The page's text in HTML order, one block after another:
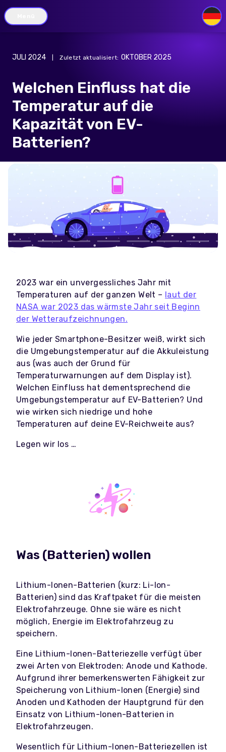
DE
JULI 2024 Zuletzt aktualisiert: OKTOBER 2025
Welchen Einfluss hat die
Temperatur auf die
Kapazität von EV-
Batterien?
2023 war ein unvergessliches Jahr mit
Temperaturen auf der ganzen Welt – laut der
NASA war 2023 das wärmste Jahr seit Beginn
der Wetteraufzeichnungen.
Wie jeder Smartphone-Besitzer weiß, wirkt sich
die Umgebungstemperatur auf die Akkuleistung
aus (was auch der Grund für
Temperaturwarnungen auf dem Display ist).
Welchen Einfluss hat dementsprechend die
Umgebungstemperatur auf EV-Batterien? Und
wie wirken sich niedrige und hohe
Temperaturen auf deine EV-Reichweite aus?
Legen wir los …
Was (Batterien) wollen
Lithium-Ionen-Batterien (kurz: Li-Ion-
Batterien) sind das Kraftpaket für die meisten
Elektrofahrzeuge. Ohne sie wäre es nicht
möglich, Energie im Elektrofahrzeug zu
speichern.
Eine Lithium-Ionen-Batteriezelle verfügt über
zwei Arten von Elektroden: Anode und Kathode.
Aufgrund ihrer bemerkenswerten Fähigkeit zur
Speicherung von Lithium-Ionen (Energie) sind
Anoden und Kathoden der Hauptgrund für den
Einsatz von Lithium-Ionen-Batterien in
Elektrofahrzeugen.
Wesentlich für Lithium-Ionen-Batteriezellen ist